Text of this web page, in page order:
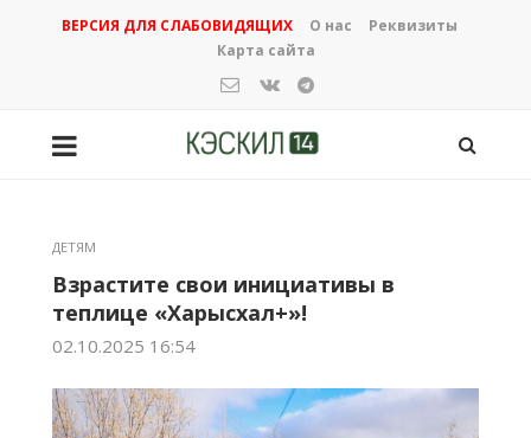
ВЕРСИЯ ДЛЯ СЛАБОВИДЯЩИХ О нас
Реквизиты
Карта сайта
ДЕТЯМ
Взрастите свои инициативы в
теплице «Харысхал+»!
02.10.2025 16:54